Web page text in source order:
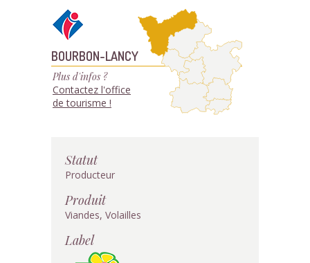
BOURBON-LANCY
Plus d'infos ?
Contactez l'office
de tourisme !
Statut
Producteur
Produit
Viandes, Volailles
Label